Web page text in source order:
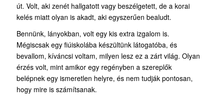
út. Volt, aki zenét hallgatott vagy beszélgetett, de a korai
kelés miatt olyan is akadt, aki egyszerűen bealudt.
Bennünk, lányokban, volt egy kis extra izgalom is.
Mégiscsak egy fiúiskolába készültünk látogatóba, és
bevallom, kíváncsi voltam, milyen lesz ez a zárt világ. Olyan
érzés volt, mint amikor egy regényben a szereplők
belépnek egy ismeretlen helyre, és nem tudják pontosan,
hogy mire is számítsanak.